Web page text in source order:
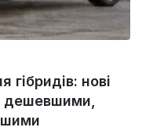
нові
дешевшими,